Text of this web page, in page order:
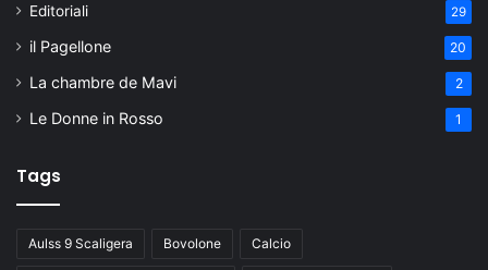
Editoriali 29
il Pagellone 20
La chambre de Mavi 2
Le Donne in Rosso 1
Tags
Aulss 9 Scaligera Bovolone Calcio